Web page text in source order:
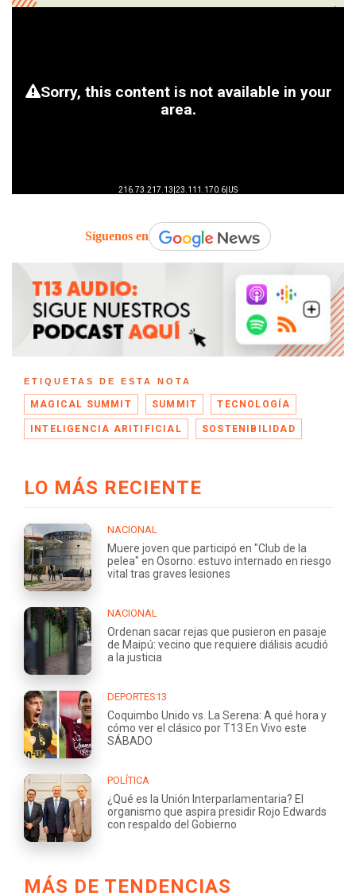
Síguenos en
ETIQUETAS DE ESTA NOTA
MAGICAL SUMMIT SUMMIT TECNOLOGÍA
INTELIGENCIA ARITIFICIAL SOSTENIBILIDAD
LO MÁS RECIENTE
NACIONAL
Muere joven que participó en "Club de la
pelea" en Osorno: estuvo internado en riesgo
vital tras graves lesiones
NACIONAL
Ordenan sacar rejas que pusieron en pasaje
de Maipú: vecino que requiere diálisis acudió
a la justicia
DEPORTES13
Coquimbo Unido vs. La Serena: A qué hora y
cómo ver el clásico por T13 En Vivo este
SÁBADO
POLÍTICA
¿Qué es la Unión Interparlamentaria? El
organismo que aspira presidir Rojo Edwards
con respaldo del Gobierno
MÁS DE TENDENCIAS